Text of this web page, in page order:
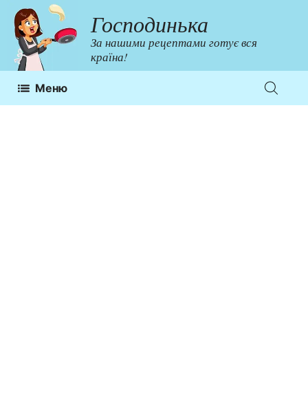
Перейти
до
контенту
Господинька
За нашими рецептами готує вся
країна!
Меню